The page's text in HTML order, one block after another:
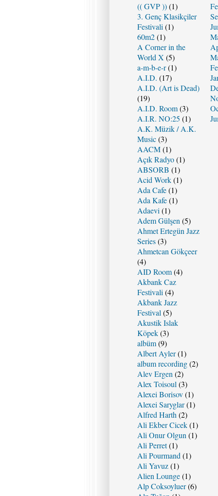
(( GVP ))(1)
3. Genç Klasikçiler
Festivali (1)
60m2(1)
A Corner in the
World X (5)
a-m-b-e-r(1)
A.I.D. (17)
A.I.D. (Art is Dead)
(19)
A.I.D. Room(3)
A.I.R. NO:25 (1)
A.K. Müzik / A.K.
Music(3)
AACM(1)
Açık Radyo(1)
ABSORB (1)
Acid Work(1)
Ada Cafe(1)
Ada Kafe(1)
Adaevi (1)
Adem Gülşen (5)
Ahmet Ertegün Jazz
Series(3)
Ahmetcan Gökçeer
(4)
AID Room(4)
Akbank Caz
Festivali (4)
Akbank Jazz
Festival (5)
Akustik Islak
Köpek(3)
albüm(9)
Albert Ayler(1)
album recording(2)
Alev Ergen (2)
Alex Toisoul (3)
Alexei Borisov(1)
Alexei Saryglar(1)
Alfred Harth (2)
Ali Ekber Cicek(1)
Ali Onur Olgun (1)
Ali Perret(1)
Ali Pourmand (1)
Ali Yavuz(1)
Alien Lounge(1)
Alp Coksoyluer(6)